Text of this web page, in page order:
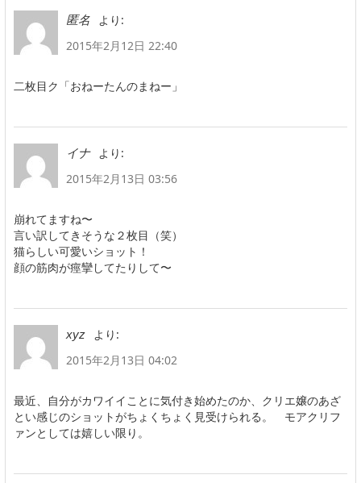
匿名
より:
2015年2月12日 22:40
二枚目ク「おねーたんのまねー」
イナ
より:
2015年2月13日 03:56
崩れてますね〜
言い訳してきそうな２枚目（笑）
猫らしい可愛いショット！
顔の筋肉が痙攣してたりして〜
xyz
より:
2015年2月13日 04:02
最近、自分がカワイイことに気付き始めたのか、クリエ嬢のあざ
とい感じのショットがちょくちょく見受けられる。 モアクリフ
ァンとしては嬉しい限り。